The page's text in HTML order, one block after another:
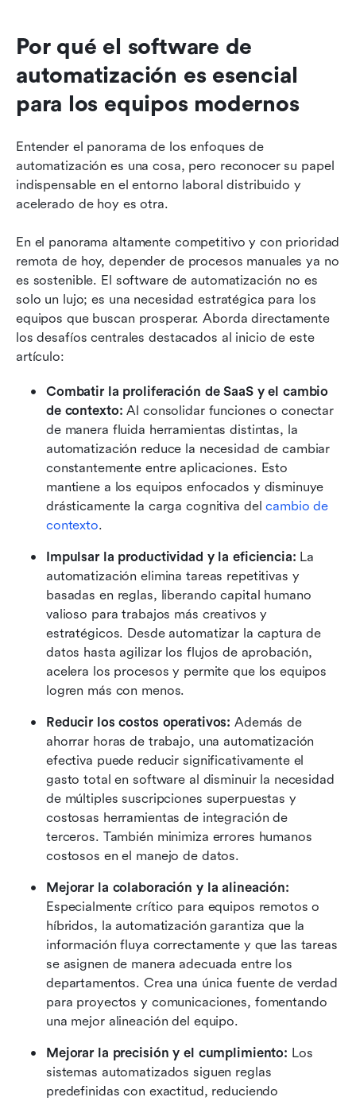
Por qué el software de
automatización es esencial
para los equipos modernos
Entender el panorama de los enfoques de
automatización es una cosa, pero reconocer su papel
indispensable en el entorno laboral distribuido y
acelerado de hoy es otra.
En el panorama altamente competitivo y con prioridad
remota de hoy, depender de procesos manuales ya no
es sostenible. El software de automatización no es
solo un lujo; es una necesidad estratégica para los
equipos que buscan prosperar. Aborda directamente
los desafíos centrales destacados al inicio de este
artículo:
Combatir la proliferación de SaaS y el cambio
de contexto: Al consolidar funciones o conectar
de manera fluida herramientas distintas, la
automatización reduce la necesidad de cambiar
constantemente entre aplicaciones. Esto
mantiene a los equipos enfocados y disminuye
drásticamente la carga cognitiva del cambio de
contexto.
Impulsar la productividad y la eficiencia: La
automatización elimina tareas repetitivas y
basadas en reglas, liberando capital humano
valioso para trabajos más creativos y
estratégicos. Desde automatizar la captura de
datos hasta agilizar los flujos de aprobación,
acelera los procesos y permite que los equipos
logren más con menos.
Reducir los costos operativos: Además de
ahorrar horas de trabajo, una automatización
efectiva puede reducir significativamente el
gasto total en software al disminuir la necesidad
de múltiples suscripciones superpuestas y
costosas herramientas de integración de
terceros. También minimiza errores humanos
costosos en el manejo de datos.
Mejorar la colaboración y la alineación:
Especialmente crítico para equipos remotos o
híbridos, la automatización garantiza que la
información fluya correctamente y que las tareas
se asignen de manera adecuada entre los
departamentos. Crea una única fuente de verdad
para proyectos y comunicaciones, fomentando
una mejor alineación del equipo.
Mejorar la precisión y el cumplimiento: Los
sistemas automatizados siguen reglas
predefinidas con exactitud, reduciendo